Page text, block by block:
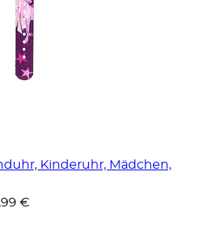
Kinderuhr, Mädchen,
€